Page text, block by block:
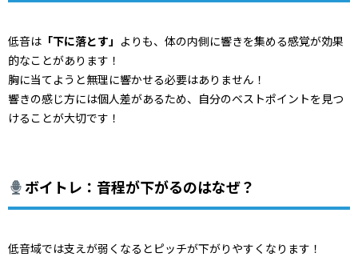
低音は 「下に落とす」 よりも、 体の内側に響きを集める感覚が効果
的なことがあります！
胸に当てようと無理に響かせる必要はありません！
響きの感じ方には個人差があるため、 自分のベストポイントを見つ
けることが大切です！
ボイトレ：音程が下がるのはなぜ？
低音域では支えが弱くなるとピッチが下がりやすくなります！